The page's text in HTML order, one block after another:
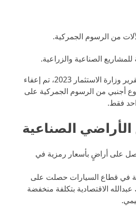
من الرسوم الجمركية.
الصناعية والزراعية.
: وفق تقرير وزارة الاستثمار 2023، تم إعفاء
1,200 مشروع أجنبي من الرسوم الجمركية على
فقط.
على أراضٍ بأسعار رمزية في
في قطاع السيارات حصلت على
الاقتصادية بتكلفة منخفضة